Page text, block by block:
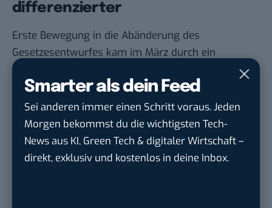
Smarter als dein Feed
Sei anderen immer einen Schritt voraus. Jeden
Morgen bekommst du die wichtigsten Tech-
News aus KI, Green Tech & digitaler Wirtschaft –
direkt, exklusiv und kostenlos in deine Inbox.
differenzierter
Erste Bewegung in die Abänderung des
Gesetzesentwurfes kam im März durch ein
Gutachten im Rahmen einer Verhandlung vor dem
EuGH. Der Generalanwalt am EuGH, Szpunar, hält es
für rechtskonform, wenn Gewerbetreibende ein
ungesichertes WLAN-Netz betreiben, um ihren
Kunden einen entsprechend Zugang zu gewähren.
Nationale Gerichte dürften zwar eine Lösung des